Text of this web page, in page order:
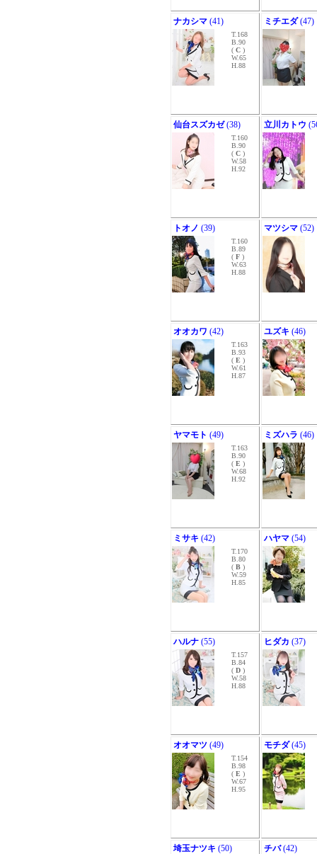
ナカシマ (41)
T.168
B.90
( C )
W.65
H.88
ミチエダ(47)
仙台スズカゼ(38)
T.160
B.90
( C )
W.58
H.92
立川カトウ
トオノ (39)
T.160
B.89
( F )
W.63
H.88
マツシマ (52)
オオカワ (42)
T.163
B.93
( E )
W.61
H.87
ユズキ (46)
ヤマモト (49)
T.163
B.90
( E )
W.68
H.92
ミズハラ (46)
ミサキ (42)
T.170
B.80
( B )
W.59
H.85
ハヤマ (54)
ハルナ (55)
T.157
B.84
( D )
W.58
H.88
ヒダカ (37)
オオマツ (49)
T.154
B.98
( E )
W.67
H.95
モチダ(45)
埼玉ナツキ (50) チバ(42)